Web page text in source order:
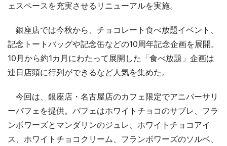
ェスペースを充実させるリニューアルを実施。
銀座店では今秋から、チョコレート食べ放題イベント、
記念トートバッグや記念缶などの10周年記念企画を展開。
10月から約1カ月にわたって展開した「食べ放題」企画は
連日店頭に行列ができるなど人気を集めた。
今回は、銀座店・名古屋店のカフェ限定でアニバーサリ
ーパフェを提供。パフェはホワイトチョコのサブレ、フラ
ンボワーズとマンダリンのジュレ、ホワイトチョコアイ
ス、ホワイトチョコクリーム、フランボワーズのソルベ、